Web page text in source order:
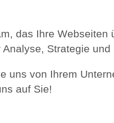
das Ihre Webseiten
Strategie und
uns von Ihrem
auf Sie!